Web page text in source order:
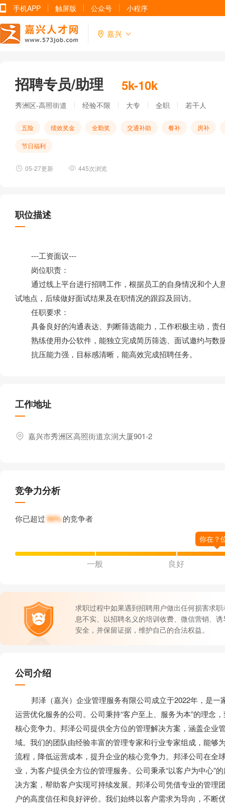
手机APP 触屏版 公众号 小程序
嘉兴
招聘专员/助理 5k-10k
秀洲区-高照街道 经验不限 大专 全职 若干人
五险 绩效奖金 全勤奖 交通补助 餐补 房补
节日福利
05-27更新 445次浏览
职位描述
---工资面议---
岗位职责：
通过线上平台进行招聘工作，根据员工的自身情况和个人
试地点，后续做好面试结果及在职情况的跟踪及回访。
任职要求：
具备良好的沟通表达、判断筛选能力，工作积极主动，责
熟练使用办公软件，能独立完成简历筛选、面试邀约与数
抗压能力强，目标感清晰，能高效完成招聘任务。
工作地址
嘉兴市秀洲区高照街道京润大厦901-2
竞争力分析
你已超过50%的竞争者
一般 良好
求职过程中如果遇到招聘用户做出任何损害求
息不实、以招聘名义的培训收费、微信营销、
安全，并保留证据，维护自己的合法权益。
公司介绍
邦泽（嘉兴）企业管理服务有限公司成立于2022年，是一
运营优化服务的公司。公司秉持“客户至上、服务为本”的理念
核心竞争力。邦泽公司提供全方位的管理解决方案，涵盖企业
域。我们的团队由经验丰富的管理专家和行业专家组成，能够
流程，降低运营成本，提升企业的核心竞争力。邦泽公司在全
业，为客户提供全方位的管理服务。公司秉承“以客户为中心”
决方案，帮助客户实现可持续发展。邦泽公司凭借专业的管
户的高度信任和良好评价。我们始终以客户需求为导向，不断